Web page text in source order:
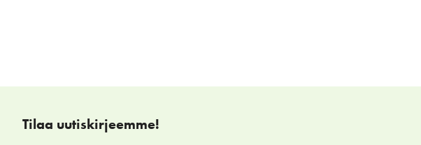
Tilaa uutiskirjeemme!